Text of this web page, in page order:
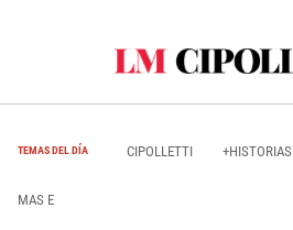
TEMAS DEL DÍA CIPOLLETTI +HISTORIAS
MAS E